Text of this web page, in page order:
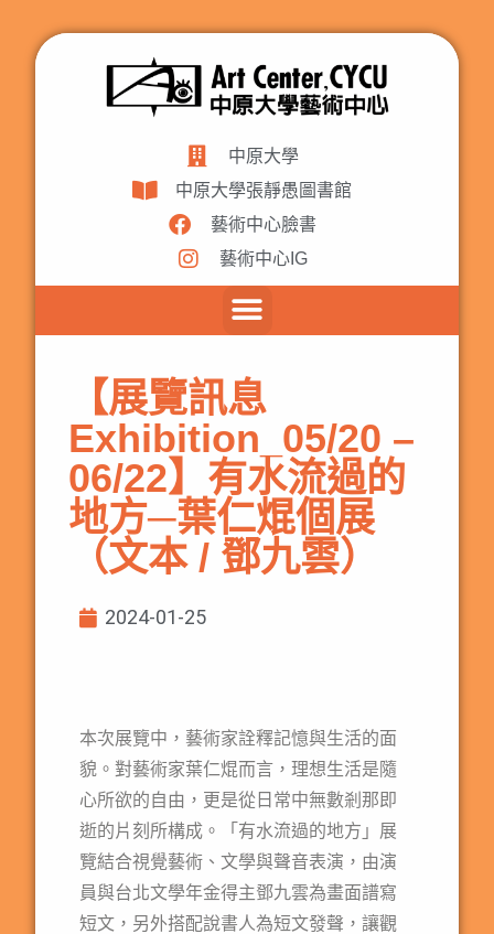
中原大學
中原大學張靜愚圖書館
藝術中心臉書
藝術中心IG
【展覽訊息
Exhibition_05/20 –
06/22】有水流過的
地方─葉仁焜個展
（文本 / 鄧九雲）
2024-01-25
本次展覽中，藝術家詮釋記憶與生活的面
貌。對藝術家葉仁焜而言，理想生活是隨
心所欲的自由，更是從日常中無數剎那即
逝的片刻所構成。「有水流過的地方」展
覽結合視覺藝術、文學與聲音表演，由演
員與台北文學年金得主鄧九雲為畫面譜寫
短文，另外搭配說書人為短文發聲，讓觀